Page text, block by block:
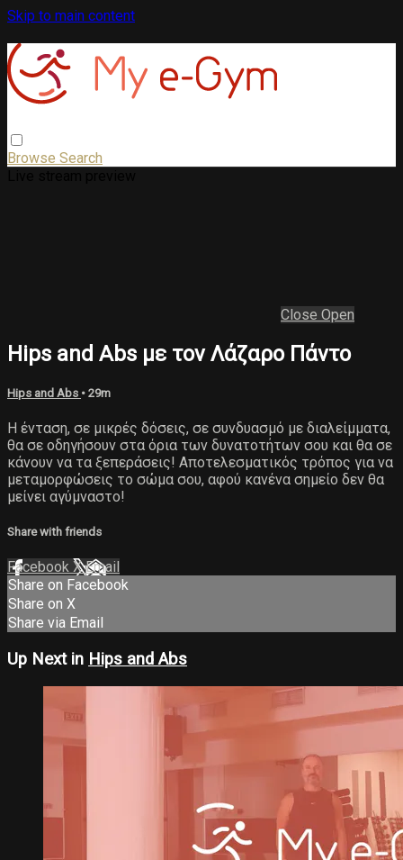
Skip to main content
Browse Search
Close Open
Hips and Abs με τον Λάζαρο Πάντο
Hips and Abs • 29m
Η ένταση, σε μικρές δόσεις, σε συνδυασμό με διαλείμματα,
θα σε οδηγήσουν στα όρια των δυνατοτήτων σου και θα σε
κάνουν να τα ξεπεράσεις! Αποτελεσματικός τρόπος για να
μεταμορφώσεις το σώμα σου, αφού κανένα σημείο δεν θα
μείνει αγύμναστο!
Share with friends
Facebook XEmail
Share on Facebook
Share on X
Share via Email
Up Next in Hips and Abs